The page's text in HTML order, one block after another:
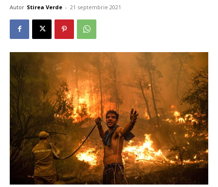
Autor Stirea Verde - 21 septembrie 2021